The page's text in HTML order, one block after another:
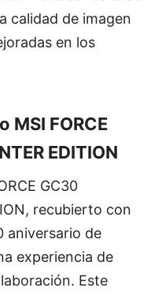
calidad de imagen
en los
MSI FORCE
EDITION
GC30
recubierto con
aniversario de
experiencia de
Este